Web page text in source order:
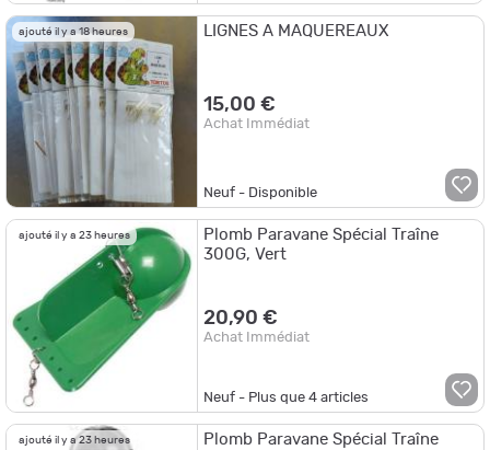
ajouté il y a 18 heures LIGNES A MAQUEREAUX
15,00 €
Achat Immédiat
Neuf - Disponible
ajouté il y a 23 heures
Plomb Paravane Spécial Traîne
300G, Vert
20,90 €
Achat Immédiat
Neuf - Plus que4 articles
ajouté il y a 23 heures
Plomb Paravane Spécial Traîne